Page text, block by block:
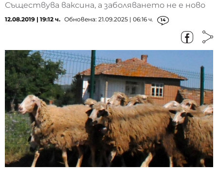
Съществува ваксина, а заболяването не е ново
12.08.2019 | 19:12 ч. Обновена: 21.09.2025 | 06:16 ч. 14